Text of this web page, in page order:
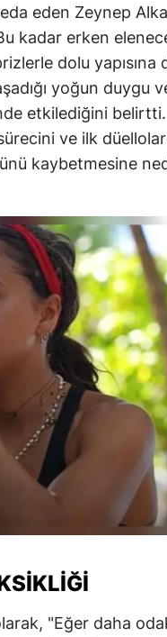
eden Zeynep
kadar erken
dolu yapısına
yoğun duygu
etkilediğini
ve ilk
kaybetmesine
"Eğer daha